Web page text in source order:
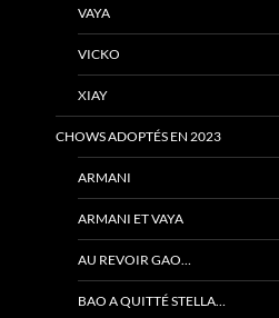
VAYA
VICKO
XIAY
CHOWS ADOPTÉS EN 2023
ARMANI
ARMANI ET VAYA
AU REVOIR GAO…
BAO A QUITTÉ STELLA…